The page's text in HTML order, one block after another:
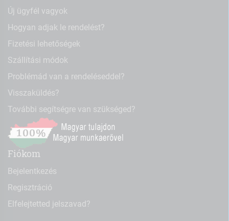
Új ügyfél vagyok
Hogyan adjak le rendelést?
Fizetési lehetőségek
Szállítási módok
Problémád van a rendeléseddel?
Visszaküldés?
További segítségre van szükséged?
Fiókom
Bejelentkezés
Regisztráció
Elfelejtetted jelszavad?